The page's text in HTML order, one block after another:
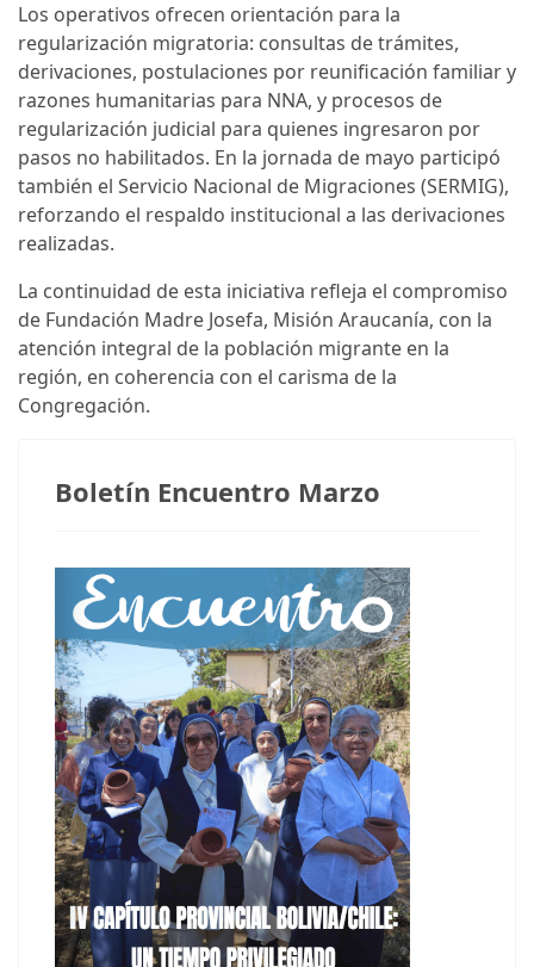
Los operativos ofrecen orientación para la
regularización migratoria: consultas de trámites,
derivaciones, postulaciones por reunificación familiar y
razones humanitarias para NNA, y procesos de
regularización judicial para quienes ingresaron por
pasos no habilitados. En la jornada de mayo participó
también el Servicio Nacional de Migraciones (SERMIG),
reforzando el respaldo institucional a las derivaciones
realizadas.
La continuidad de esta iniciativa refleja el compromiso
de Fundación Madre Josefa, Misión Araucanía, con la
atención integral de la población migrante en la
región, en coherencia con el carisma de la
Congregación.
Boletín Encuentro Marzo